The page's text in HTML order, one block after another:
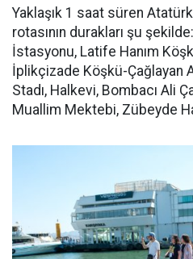
Yaklaşık 1 saat süren
rotasının durakları şu
İstasyonu, Latife Hanım
İplikçizade Köşkü-Çağlayan
Stadı, Halkevi, Bombacı Ali
Muallim Mektebi, Zübeyde